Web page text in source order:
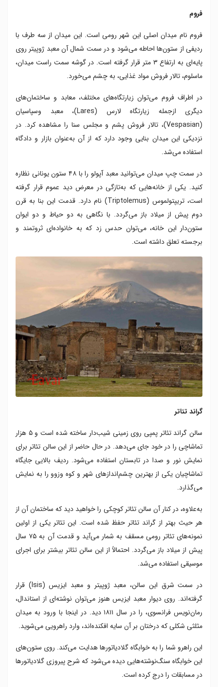
فروم
فروم نام میدان اصلی این شهر رومی است. این میدان از سه طرف با
ردیفی از ستون‌ها احاطه‌ می‌شود و در سمت شمال آن معبد ژوپیتر روی
پایه‌ای به ارتفاع ۳ متر قرار گرفته است. در گوشه‌ سمت راست میدان،
ماسلوم، تالار فروش مواد غذایی، به چشم می‌خورد.
در اطراف فروم می‌توان زیارتگاه‌های مختلف، معابد و ساختمان‌های
دیگری ازجمله زیارتگاه لارس (Lares)، معبد وسپاسیان
(Vespasian)، تالار فروش پشم و مجلس سنا را مشاهده کرد. در
نزدیکی این میدان بنایی وجود دارد که از آن به‌عنوان بازار و دادگاه
استفاده می‌شد.
در سمت چپ میدان می‌توانید معبد آپولو را با ۴۸ ستون یونانی نظاره
کنید. یکی از خانه‌هایی که به‌تازگی در معرض دید عموم قرار گرفته
است، تریپتولموس (Triptolemus) نام دارد. قدمت این بنا به قرن
دوم پیش از میلاد باز می‌گردد. با نگاهی به دو حیاط و دو ایوان
ستون‌دار این خانه، می‌توان حدس زد که به خانواده‌ای ثروتمند و
برجسته تعلق داشته است.
گراند تئاتر
سالن گراند تئاتر پمپی روی زمینی شیب‌دار ساخته شده است و ۵ هزار
تماشاچی را در خود جای می‌دهد. در حال حاضر از این سالن تئاتر برای
نمایش نور و صدا در تابستان استفاده می‌شود. ردیف بالایی جایگاه
تماشاچیان یکی از بهترین چشم‌اندازهای شهر و کوه وزوو را به نمایش
می‌گذارد.
به‌علاوه، در کنار آن سالن تئاتر کوچکی را خواهید دید که ساختمان آن از
هر حیث بهتر از گراند تئاتر حفظ شده است. این تئاتر یکی از اولین
نمونه‌های تئاتر رومی مسقف به شمار می‌آید و قدمت آن به ۷۵ سال
پیش از میلاد باز می‌گردد. احتمالاً از این سالن تئاتر بیشتر برای اجرای
موسیقی استفاده می‌شد.
در سمت شرق این سالن، معبد ژوپیتر و معبد ایزیس (Isis) قرار
گرفته‌اند. روی دیوار معبد ایزیس هنوز می‌توان نوشته‌ای از استاندال،
رمان‌نویس فرانسوی، را در سال ۱۸۱۱ دید. در اینجا با ورود به میدان
مثلثی شکلی که درختان بر آن سایه افکنده‌اند، وارد راهرویی می‌شوید.
این راهرو شما را به خوابگاه گلادیاتورها هدایت می‌کند. روی ستون‌های
این خوابگاه سنگ‌نوشته‌هایی دیده می‌شود که شرح پیروزی گلادیاتورها
در مسابقات را درج کرده است.